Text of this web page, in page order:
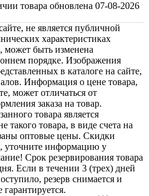
товара обновлена 07-08-2026
не является публичной
характеристиках
может быть изменена
порядке. Изображения
в каталоге на сайте,
Информация о цене товара,
может отличаться от
заказа на товар.
товара является
такого товара, в виде счета на
оптовые цены. Скидки
уточните информацию у
Срок резервирования товара
Если в течении 3 (трех) дней
резерв снимается и
гарантируется.